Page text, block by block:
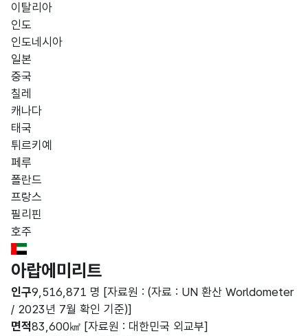
이탈리아
인도
인도네시아
일본
중국
칠레
캐나다
태국
튀르키예
페루
폴란드
프랑스
필리핀
호주
United Arab Emirates Flag
아랍에미리트
인구9,516,871 명 [자료원 : (자료 : UN 환산 Worldometer
/ 2023년 7월 확인 기준)]
면적83,600㎢ [자료원 : 대한민국 외교부]